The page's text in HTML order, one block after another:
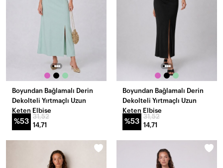
Boyundan Bağlamalı Derin
Dekolteli Yırtmaçlı Uzun
Keten Elbise
%53
31,52
14,71
Boyundan Bağlamalı Derin
Dekolteli Yırtmaçlı Uzun
Keten Elbise
%53
31,52
14,71